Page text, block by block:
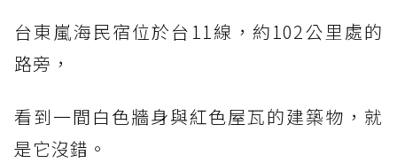
台東嵐海民宿位於台11線，約102公里處的
路旁，
看到一間白色牆身與紅色屋瓦的建築物，就
是它沒錯。